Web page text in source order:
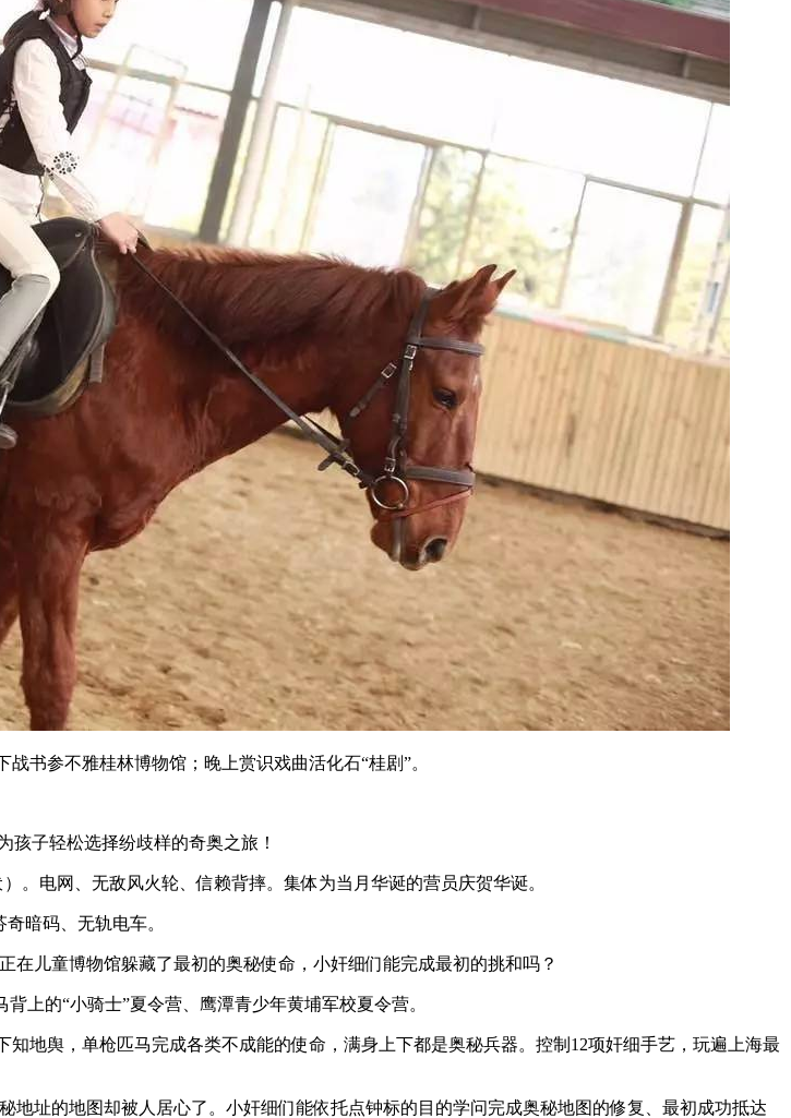
参不雅桂林博物馆；晚上赏识戏曲活化石“桂剧”。
子轻松选择纷歧样的奇奥之旅！
电网、无敌风火轮、信赖背摔。集体为当月华诞的营员庆贺华诞。
暗码、无轨电车。
儿童博物馆躲藏了最初的奥秘使命，小奸细们能完成最初的挑和吗？
的“小骑士”夏令营、鹰潭青少年黄埔军校夏令营。
舆，单枪匹马完成各类不成能的使命，满身上下都是奥秘兵器。控制12项奸细手艺，玩遍上海最
址的地图却被人居心了。小奸细们能依托点钟标的目的学问完成奥秘地图的修复、最初成功抵达